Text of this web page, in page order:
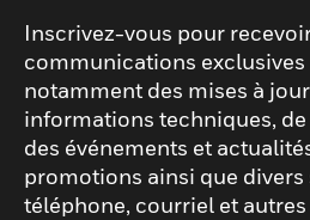
Inscrivez-vous pour
communications exclusives
notamment des mises à
informations techniques,
des événements et
promotions ainsi que divers
téléphone, courriel et